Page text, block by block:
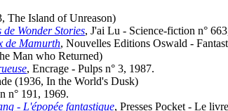
The Island of Unreason)
Wonder Stories, J'ai Lu - Science-fiction n°
de Mamurth, Nouvelles Editions Oswald -
Man who Returned)
, Encrage - Pulps n° 3, 1987.
(1936, In the World's Dusk)
n° 191, 1969.
- L'épopée fantastique, Presses Pocket - Le